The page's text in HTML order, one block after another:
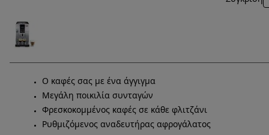
Ο καφές σας με ένα άγγιγμα
Μεγάλη ποικιλία συνταγών
Φρεσκοκομμένος καφές σε κάθε φλιτζάνι
Ρυθμιζόμενος αναδευτήρας αφρογάλατος